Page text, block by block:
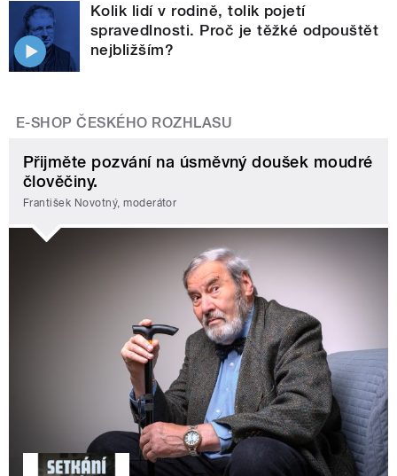
Kolik lidí v rodině, tolik pojetí
spravedlnosti. Proč je těžké odpouštět
nejbližším?
E-SHOP ČESKÉHO ROZHLASU
Přijměte pozvání na úsměvný doušek moudré
člověčiny.
František Novotný, moderátor